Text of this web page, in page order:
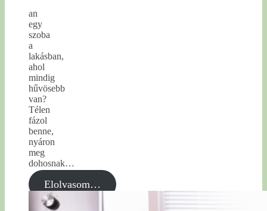
an
egy
szoba
a
lakásban,
ahol
mindig
hűvösebb
van?
Télen
fázol
benne,
nyáron
meg
dohosnak…
Elolvasom…